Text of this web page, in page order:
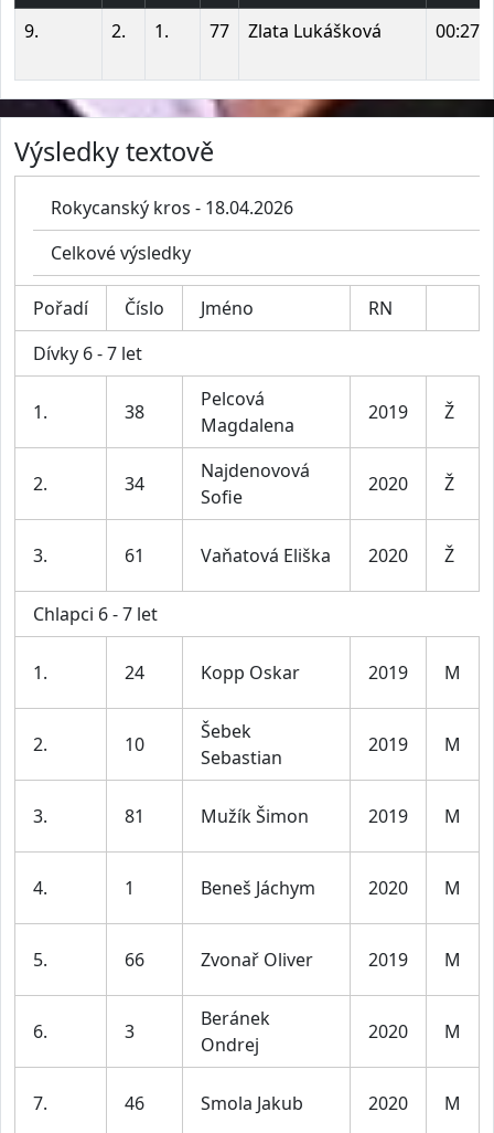
9.
2. 1. 77 Zlata Lukášková
Výsledky textově
Rokycanský kros - 18.04.2026
Celkové výsledky
Pořadí Číslo Jméno
RN
Dívky 6 - 7 let
1. 38
Pelcová
Magdalena
2019 Ž
2. 34
Najdenovová
Sofie
2020 Ž
3. 61 Vaňatová Eliška 2020 Ž
Chlapci 6 - 7 let
1. 24 Kopp Oskar 2019 M
2. 10
Šebek
Sebastian
2019 M
3. 81 Mužík Šimon 2019 M
4. 1 Beneš Jáchym 2020 M
5. 66 Zvonař Oliver 2019 M
6. 3
Beránek
Ondrej
2020 M
7. 46 Smola Jakub 2020 M